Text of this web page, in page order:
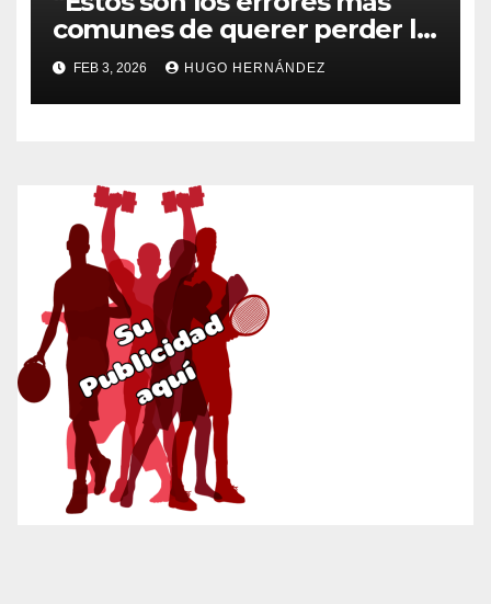
comunes de querer perder la
barriga a partir de los 50
FEB 3, 2026 HUGO HERNÁNDEZ